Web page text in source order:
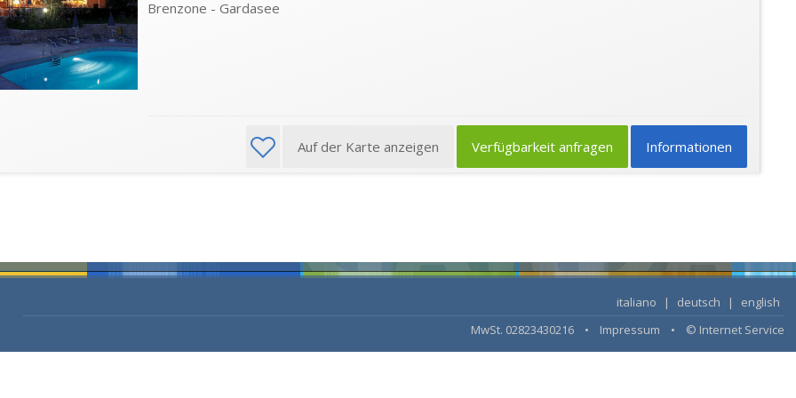
Brenzone - Gardasee
Informationen
Verfügbarkeit anfragen
Auf der Karte anzeigen
italiano | deutsch |
english
MwSt. 02823430216 • Impressum • © Internet Service